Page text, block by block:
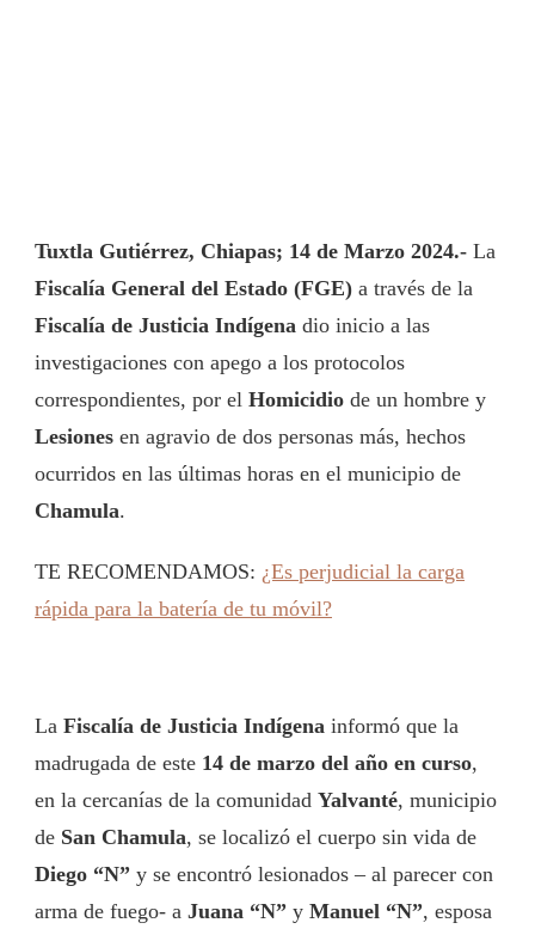
Tuxtla Gutiérrez, Chiapas; 14 de Marzo 2024.- La
Fiscalía General del Estado (FGE) a través de la
Fiscalía de Justicia Indígena dio inicio a las
investigaciones con apego a los protocolos
correspondientes, por el Homicidio de un hombre y
Lesiones en agravio de dos personas más, hechos
ocurridos en las últimas horas en el municipio de
Chamula.
TE RECOMENDAMOS: ¿Es perjudicial la carga
rápida para la batería de tu móvil?
La Fiscalía de Justicia Indígena informó que la
madrugada de este 14 de marzo del año en curso,
en la cercanías de la comunidad Yalvanté, municipio
de San Chamula, se localizó el cuerpo sin vida de
Diego “N” y se encontró lesionados – al parecer con
arma de fuego- a Juana “N” y Manuel “N”, esposa